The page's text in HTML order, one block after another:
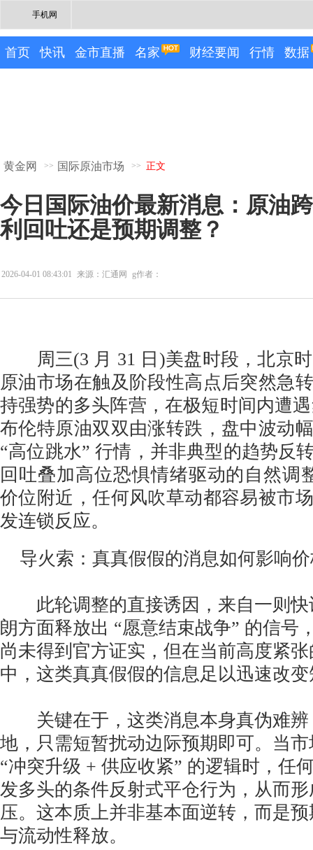
手机网
首页 快讯 金市直播 名家 财经要闻 行情 数据
黄金网 >> 国际原油市场 >> 正文
今日国际油价最新消息：原油
利回吐还是预期调整？
2026-04-01 08:43:01 来源：汇通网 g作者：
周三(3 月 31 日)美盘时段，北京时
原油市场在触及阶段性高点后突然急
持强势的多头阵营，在极短时间内遭
布伦特原油双双由涨转跌，盘中波动
“高位跳水” 行情，并非典型的趋势反
回吐叠加高位恐惧情绪驱动的自然
价位附近，任何风吹草动都容易被市
发连锁反应。
导火索：真真假假的消息如何影响
此轮调整的直接诱因，来自一则快
朗方面释放出 “愿意结束战争” 的信号
尚未得到官方证实，但在当前高度紧
中，这类真真假假的信息足以迅速改
关键在于，这类消息本身真伪难辨
地，只需短暂扰动边际预期即可。当
“冲突升级 + 供应收紧” 的逻辑时，任
发多头的条件反射式平仓行为，从而
压。这本质上并非基本面逆转，而是
与流动性释放。